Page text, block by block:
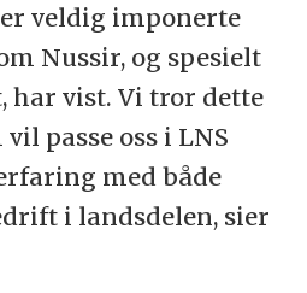
veldig imponerte
Nussir, og spesielt
har vist. Vi tror dette
passe oss i LNS
med både
i landsdelen, sier